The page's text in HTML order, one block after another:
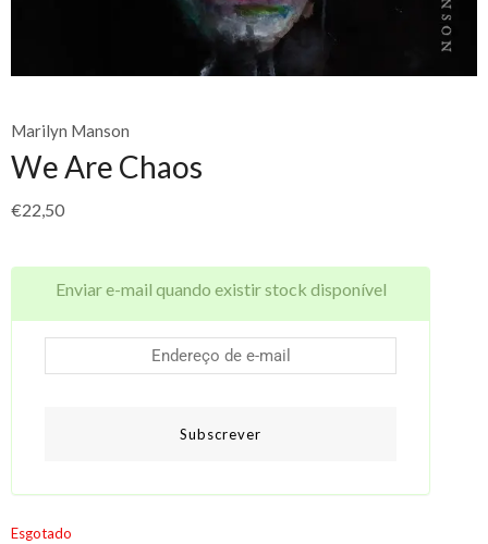
Marilyn Manson
We Are Chaos
€22,50
Enviar e-mail quando existir stock disponível
Subscrever
Esgotado